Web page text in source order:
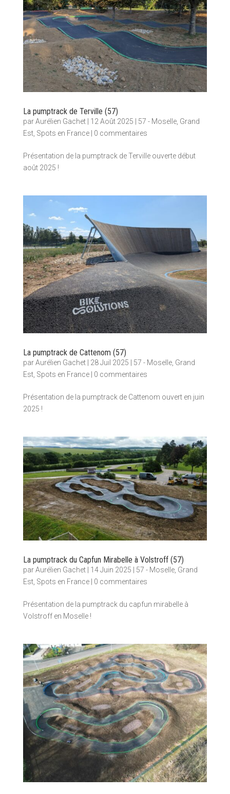
La pumptrack de Terville (57)
parAurélien Gachet| 12 Août 2025 | 57 - Moselle, Grand
Est, Spots en France| 0 commentaires
Présentation de la pumptrack de Terville ouverte début
août 2025 !
La pumptrack de Cattenom (57)
parAurélien Gachet| 28 Juil 2025 57 - Moselle, Grand
Est, Spots en France| 0 commentaires
Présentation de la pumptrack de Cattenom ouvert en juin
2025 !
La pumptrack du Capfun Mirabelle à Volstroff (57)
parAurélien Gachet| 14 Juin 2025 57 - Moselle, Grand
Est, Spots en France| 0 commentaires
Présentation de la pumptrack du capfun mirabelle à
Volstroff en Moselle !